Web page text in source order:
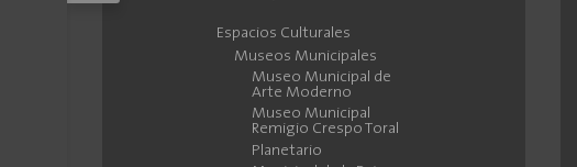
Espacios Culturales
Museos Municipales
Museo Municipal de
Arte Moderno
Museo Municipal
Remigio Crespo Toral
Planetario